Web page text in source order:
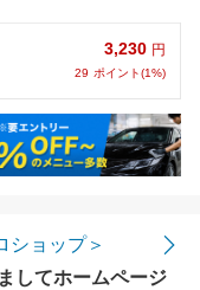
3,230 円
29 ポイント(1%)
ョップ＞
してホームページ